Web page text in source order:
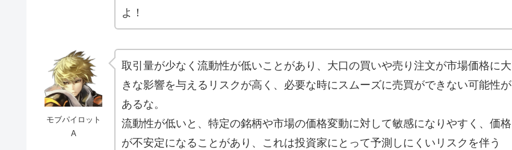
よ！
モブパイロット
A
取引量が少なく流動性が低いことがあり、大口の買いや売り注文が市場価格に大
きな影響を与えるリスクが高く、必要な時にスムーズに売買ができない可能性が
あるな。
流動性が低いと、特定の銘柄や市場の価格変動に対して敏感になりやすく、価格
が不安定になることがあり、これは投資家にとって予測しにくいリスクを伴う